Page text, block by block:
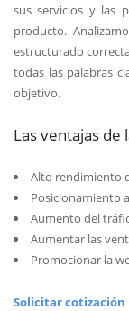
sus servicios y las
producto.
estructurado
todas las palabras
objetivo.
Las ventajas de
Alto rendimiento
Posicionamiento
Aumento del
Aumentar las
Promocionar la
Solicitar cotización